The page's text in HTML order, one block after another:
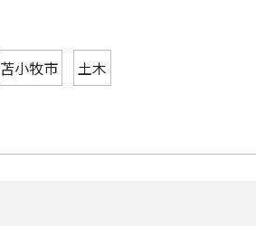
苫小牧市 土木